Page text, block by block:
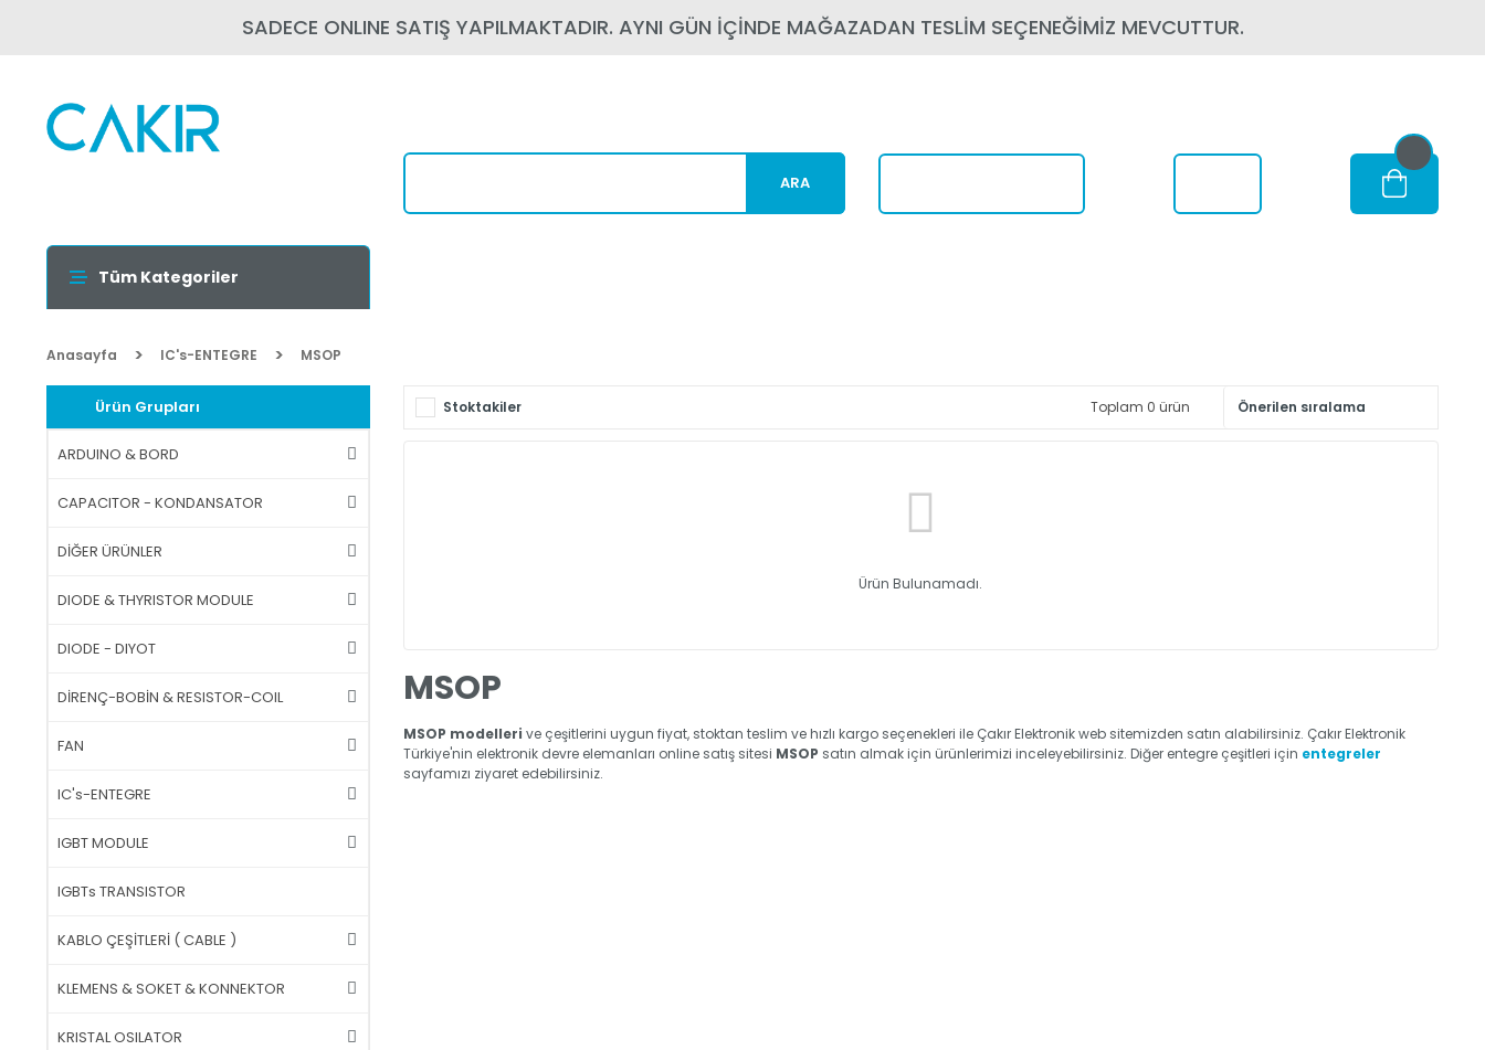
SADECE ONLINE SATIŞ YAPILMAKTADIR. AYNI GÜN İÇİNDE MAĞAZADAN TESLİM SEÇENEĞİMİZ MEVCUTTUR.
ARA
Tüm Kategoriler
Anasayfa IC's-ENTEGRE MSOP
Ürün Grupları
ARDUINO & BORD
CAPACITOR - KONDANSATOR
DİĞER ÜRÜNLER
DIODE & THYRISTOR MODULE
DIODE - DIYOT
DİRENÇ-BOBİN & RESISTOR-COIL
FAN
IC's-ENTEGRE
IGBT MODULE
IGBTs TRANSISTOR
KABLO ÇEŞİTLERİ ( CABLE )
KLEMENS & SOKET & KONNEKTOR
KRISTAL OSILATOR
Stoktakiler Toplam 0 ürün
Ürün Bulunamadı.
MSOP
MSOP modelleri ve çeşitlerini uygun fiyat, stoktan teslim ve hızlı kargo seçenekleri ile Çakır Elektronik web sitemizden satın alabilirsiniz. Çakır Elektronik
Türkiye'nin elektronik devre elemanları online satış sitesi MSOP satın almak için ürünlerimizi inceleyebilirsiniz. Diğer entegre çeşitleri için entegreler
sayfamızı ziyaret edebilirsiniz.